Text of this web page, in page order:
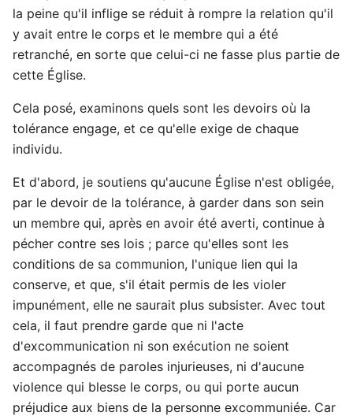
la peine qu'il inflige se réduit à rompre la relation qu'il
y avait entre le corps et le membre qui a été
retranché, en sorte que celui-ci ne fasse plus partie de
cette Église.
Cela posé, examinons quels sont les devoirs où la
tolérance engage, et ce qu'elle exige de chaque
individu.
Et d'abord, je soutiens qu'aucune Église n'est obligée,
par le devoir de la tolérance, à garder dans son sein
un membre qui, après en avoir été averti, continue à
pécher contre ses lois ; parce qu'elles sont les
conditions de sa communion, l'unique lien qui la
conserve, et que, s'il était permis de les violer
impunément, elle ne saurait plus subsister. Avec tout
cela, il faut prendre garde que ni l'acte
d'excommunication ni son exécution ne soient
accompagnés de paroles injurieuses, ni d'aucune
violence qui blesse le corps, ou qui porte aucun
préjudice aux biens de la personne excommuniée. Car